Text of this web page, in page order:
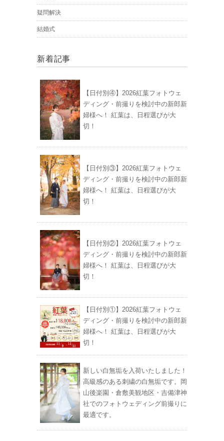
疑問解決
結婚式
新着記事
【日付別④】2026紅葉フォトウェ
ディング・前撮りを検討中の新郎新
婦様へ！ 紅葉は、日程選びが大
切！
【日付別③】2026紅葉フォトウェ
ディング・前撮りを検討中の新郎新
婦様へ！ 紅葉は、日程選びが大
切！
【日付別②】2026紅葉フォトウェ
ディング・前撮りを検討中の新郎新
婦様へ！ 紅葉は、日程選びが大
切！
【日付別①】2026紅葉フォトウェ
ディング・前撮りを検討中の新郎新
婦様へ！ 紅葉は、日程選びが大
切！
新しい白無垢を入荷いたしました！
高級感のある刺繍の白無垢です。岡
山後楽園・倉敷美観地区・吉備津神
社でのフォトウェディング前撮りに
最適です。